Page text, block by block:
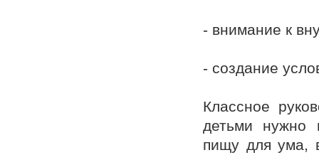
- внимание к
- создание
Классное
детьми нужно
пищу для ума,